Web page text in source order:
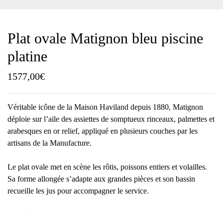
Plat ovale Matignon bleu piscine
platine
1577,00€
Véritable icône de la Maison Haviland depuis 1880, Matignon
déploie sur l’aile des assiettes de somptueux rinceaux, palmettes et
arabesques en or relief, appliqué en plusieurs couches par les
artisans de la Manufacture.
Le plat ovale met en scène les rôtis, poissons entiers et volailles.
Sa forme allongée s’adapte aux grandes pièces et son bassin
recueille les jus pour accompagner le service.